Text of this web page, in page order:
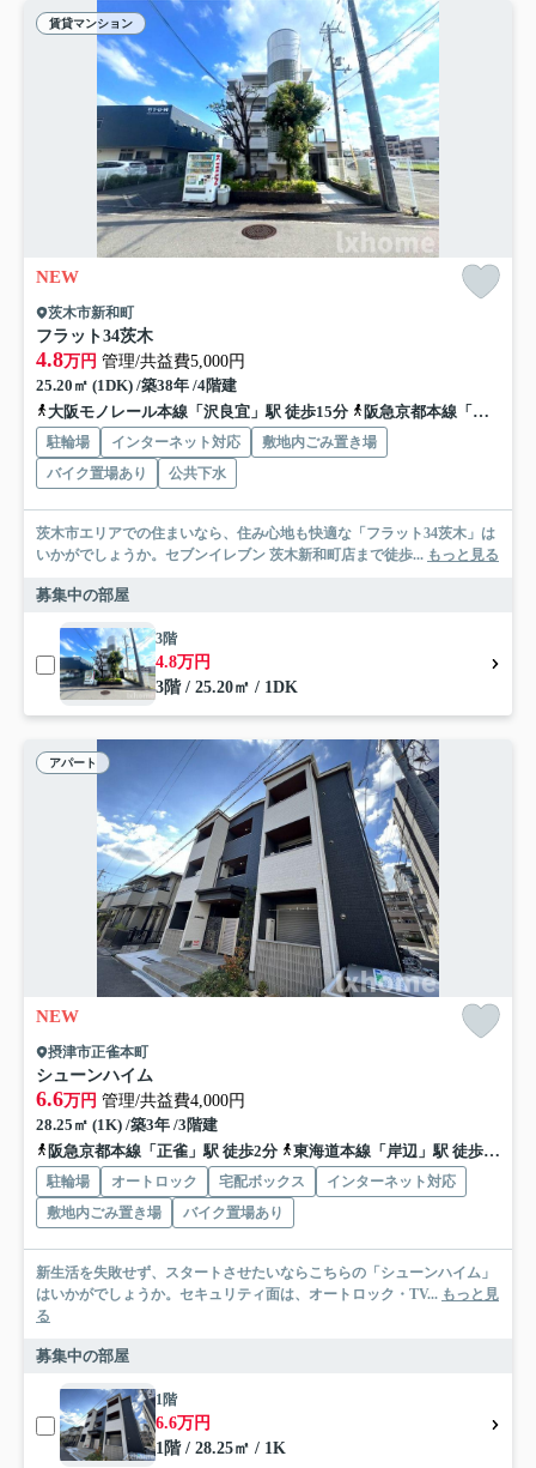
賃貸マンション
NEW
茨木市新和町
フラット34茨木
4.8万円 管理/共益費5,000円
25.20㎡ (1DK) /築38年 /4階建
大阪モノレール本線「沢良宜」駅 徒歩15分
阪急京都本線「南茨木」駅 徒歩19分
駐輪場 インターネット対応
敷地内ごみ置き場
バイク置場あり
公共下水
茨木市エリアでの住まいなら、住み心地も快適な「フラット34茨木」は
いかがでしょうか。セブンイレブン 茨木新和町店まで徒歩... もっと見る
募集中の部屋
3階
4.8万円
3階 / 25.20㎡ / 1DK
アパート
NEW
摂津市正雀本町
シューンハイム
6.6万円 管理/共益費4,000円
28.25㎡ (1K) /築3年 /3階建
阪急京都本線「正雀」駅 徒歩2分
東海道本線「岸辺」駅 徒歩10分
駐輪場 オートロック 宅配ボックス
インターネット対応
敷地内ごみ置き場
バイク置場あり
新生活を失敗せず、スタートさせたいならこちらの「シューンハイム」
はいかがでしょうか。セキュリティ面は、オートロック・TV... もっと見
る
募集中の部屋
1階
6.6万円
1階 / 28.25㎡ / 1K